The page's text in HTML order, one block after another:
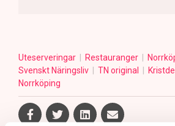
Uteserveringar Restauranger
Svenskt Näringsliv
TN original
Norrköping